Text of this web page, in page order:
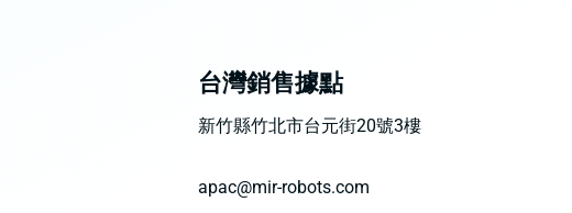
台灣銷售據點
新竹縣竹北市台元街20號3樓
apac@mir-robots.com